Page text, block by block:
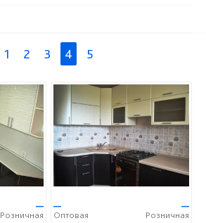
1 2 3 4 5
—
Розничная
—
Оптовая
—
Розничная